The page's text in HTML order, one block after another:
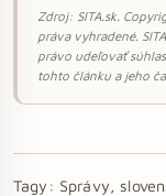
Zdroj: SITA.sk.
práva vyhradené.
právo udeľovať
tohto článku a jeho
Tagy: Správy,